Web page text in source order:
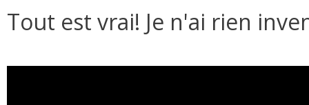
Tout est vrai! Je n'ai rien